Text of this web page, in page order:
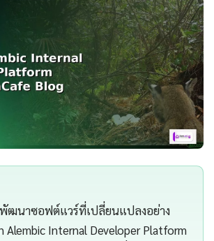
พัฒนาซอฟต์แวร์ที่เปลี่ยนแปลงอย่าง
Alembic Internal Developer Platform